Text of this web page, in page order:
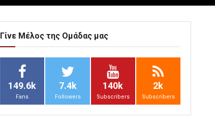
Γίνε Μέλος της Ομάδας μας
149.6k
Fans
7.4k
Followers
140k
Subscribers
2k
Subscribers